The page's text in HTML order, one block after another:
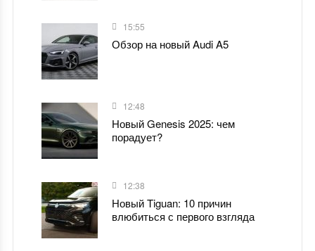
15:55
Обзор на новый Audi A5
12:48
Новый Genesis 2025: чем
порадует?
12:38
Новый Tiguan: 10 причин
влюбиться с первого взгляда